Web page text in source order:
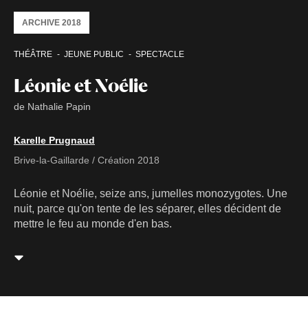
Léonie et Noélie
de Nathalie Papin
THÉÂTRE JEUNE PUBLIC SPECTACLE
ARCHIVE 2018
Karelle Prugnaud
Brive-la-Gaillarde / Création 2018
Léonie et Noélie, seize ans, jumelles monozygotes. Une
nuit, parce qu'on tente de les séparer, elles décident de
mettre le feu au monde d'en bas.